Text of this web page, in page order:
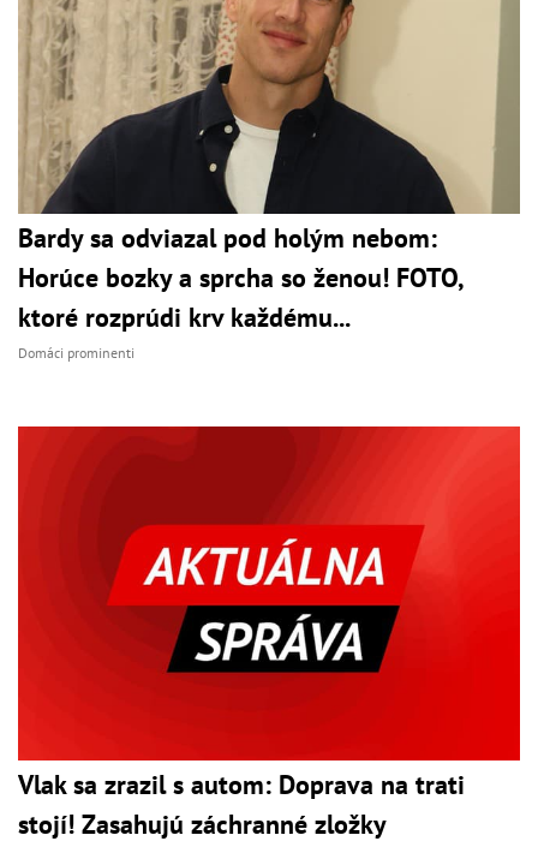
Bardy sa odviazal pod holým nebom:
Horúce bozky a sprcha so ženou! FOTO,
ktoré rozprúdi krv každému...
Domáci prominenti
Vlak sa zrazil s autom: Doprava na trati
stojí! Zasahujú záchranné zložky